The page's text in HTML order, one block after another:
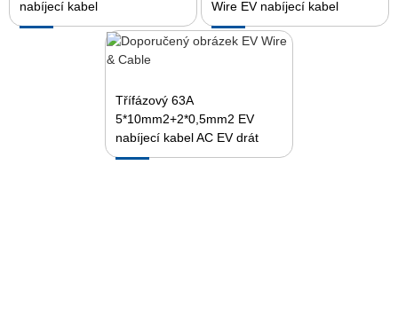
nabíjecí kabel
Wire EV nabíjecí kabel
Třífázový 63A
5*10mm2+2*0,5mm2 EV
nabíjecí kabel AC EV drát